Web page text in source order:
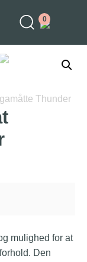
0
Thunder
mulighed for at
Den